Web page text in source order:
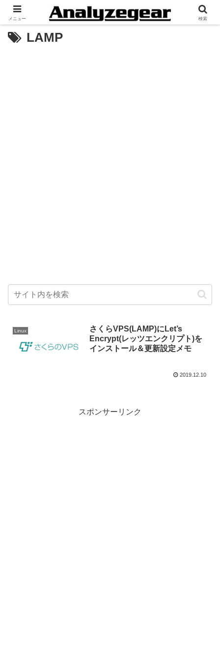
LAMP
Linux
さくらVPS(LAMP)にLet’s
Encrypt(レッツエンクリプト)を
インストール＆更新設定メモ
2019.12.10
スポンサーリンク
メニュー 検索